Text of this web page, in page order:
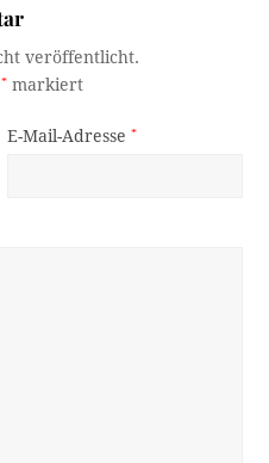
veröffentlicht.
* markiert
E-Mail-Adresse*